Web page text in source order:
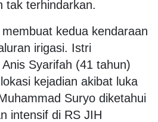
tak terhindarkan.
kedua kendaraan
irigasi. Istri
Syarifah (41 tahun)
kejadian akibat luka
Suryo diketahui
intensif di RS JIH